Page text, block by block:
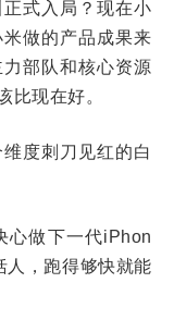
式入局？现在小
做的产品成果来
部队和核心资源
比现在好。
度刺刀见红的白
心做下一代iPhon
人，跑得够快就能